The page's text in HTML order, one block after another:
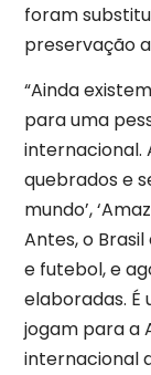
foram
preservação
“Ainda
para uma
internacional.
quebrados e
mundo’,
Antes, o
e futebol, e
elaboradas. É
jogam para a
internacional